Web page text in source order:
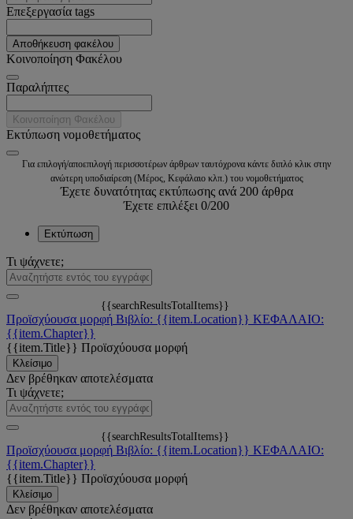
Επεξεργασία tags
Αποθήκευση φακέλου
Κοινοποίηση Φακέλου
Παραλήπτες
Κοινοποίηση Φακέλου
Εκτύπωση νομοθετήματος
Για επιλογή/αποεπιλογή περισσοτέρων άρθρων ταυτόχρονα κάντε διπλό κλικ στην
ανώτερη υποδιαίρεση (Μέρος, Κεφάλαιο κλπ.) του νομοθετήματος
Έχετε δυνατότητας εκτύπωσης ανά 200 άρθρα
Έχετε επιλέξει 0/200
Εκτύπωση
Τι ψάχνετε;
{{searchResultsTotalItems}}
Προϊσχύουσα μορφή Βιβλίο: {{item.Location}} ΚΕΦΑΛΑΙΟ:
{{item.Chapter}}
{{item.Title}} Προϊσχύουσα μορφή
Κλείσιμο
Δεν βρέθηκαν αποτελέσματα
Τι ψάχνετε;
{{searchResultsTotalItems}}
Προϊσχύουσα μορφή Βιβλίο: {{item.Location}} ΚΕΦΑΛΑΙΟ:
{{item.Chapter}}
{{item.Title}} Προϊσχύουσα μορφή
Κλείσιμο
Δεν βρέθηκαν αποτελέσματα